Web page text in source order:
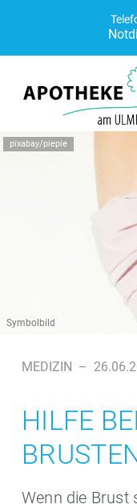
pixabay/piepie
Symbolbild
MEDIZIN –
HILFE BEI
Wenn die Brust